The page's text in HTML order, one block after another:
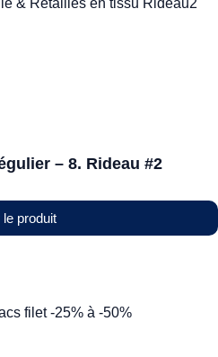
– 8. Rideau #2
le produit